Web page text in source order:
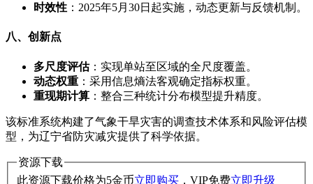
时效性 ​：2025年5月30日起实施，动态更新与反馈机制。
八、创新点
多尺度评估​：实现单站至区域的全尺度覆盖。
动态权重 ​：采用信息熵法客观确定指标权重。
重现期计算 ​：整合三种统计分布模型提升精度。
该标准系统构建了气象干旱灾害的调查技术体系和风险评估模
型，为辽宁省防灾减灾提供了科学依据。
资源下载
此资源下载价格为5金币立即购买 ，VIP免费立即升级